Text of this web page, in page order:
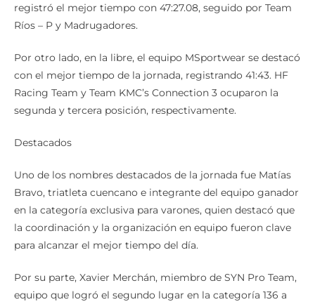
registró el mejor tiempo con 47:27.08, seguido por Team
Ríos – P y Madrugadores.
Por otro lado, en la libre, el equipo MSportwear se destacó
con el mejor tiempo de la jornada, registrando 41:43. HF
Racing Team y Team KMC’s Connection 3 ocuparon la
segunda y tercera posición, respectivamente.
Destacados
Uno de los nombres destacados de la jornada fue Matías
Bravo, triatleta cuencano e integrante del equipo ganador
en la categoría exclusiva para varones, quien destacó que
la coordinación y la organización en equipo fueron clave
para alcanzar el mejor tiempo del día.
Por su parte, Xavier Merchán, miembro de SYN Pro Team,
equipo que logró el segundo lugar en la categoría 136 a